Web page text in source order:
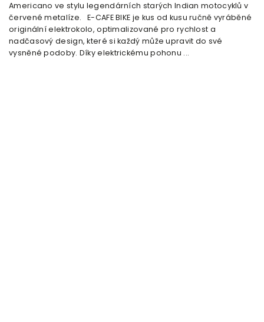
Americano ve stylu legendárních starých Indian motocyklů v
červené metalíze. E-CAFE BIKE je kus od kusu ručně vyráběné
originální elektrokolo, optimalizované pro rychlost a
nadčasový design, které si každý může upravit do své
vysněné podoby. Díky elektrickému pohonu ...